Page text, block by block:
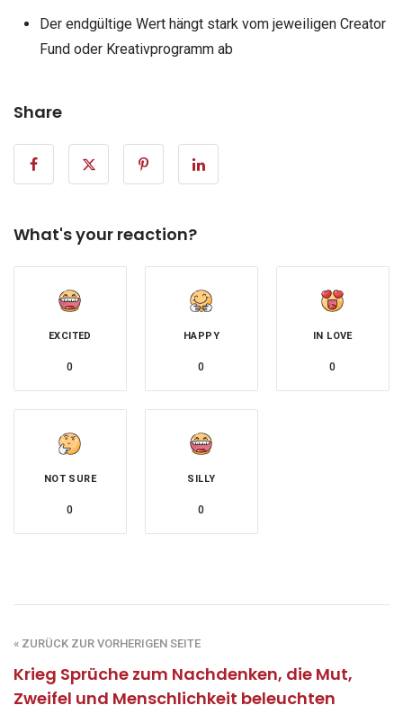
Der endgültige Wert hängt stark vom jeweiligen Creator
Fund oder Kreativprogramm ab
Share
What's your reaction?
EXCITED
0
HAPPY
0
IN LOVE
0
NOT SURE
0
SILLY
0
« ZURÜCK ZUR VORHERIGEN SEITE
Krieg Sprüche zum Nachdenken, die Mut,
Zweifel und Menschlichkeit beleuchten